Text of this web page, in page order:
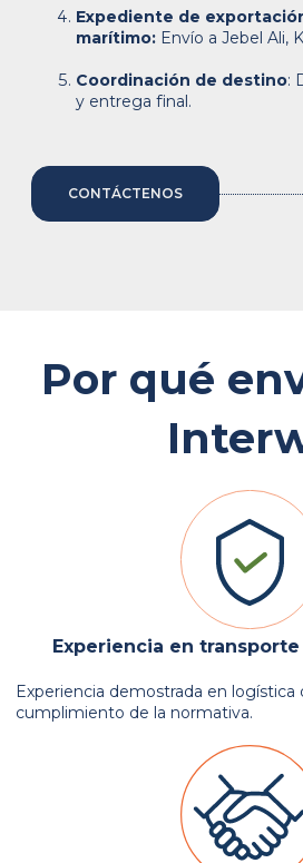
Expediente de
marítimo: Envío a Jebel Ali,
Coordinación de destino:
y entrega final.
CONTÁCTENOS
Por qué
Experiencia en
Experiencia demostrada en logística
cumplimiento de la normativa.